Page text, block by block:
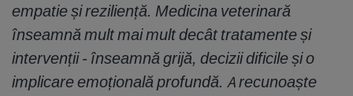
empatie și reziliență. Medicina veterinară
înseamnă mult mai mult decât tratamente și
intervenții - înseamnă grijă, decizii dificile și o
implicare emoțională profundă. A recunoaște